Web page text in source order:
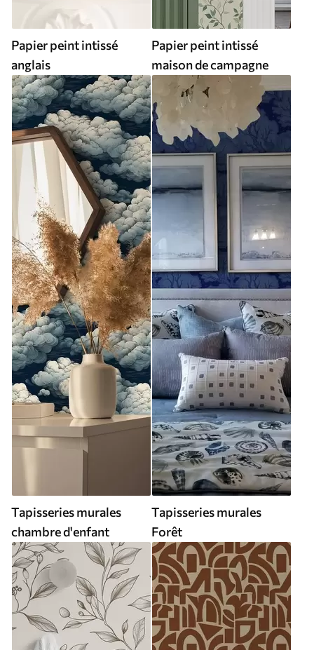
Papier peint intissé
anglais
Papier peint intissé
maison de campagne
Tapisseries murales
chambre d'enfant
Tapisseries murales
Forêt